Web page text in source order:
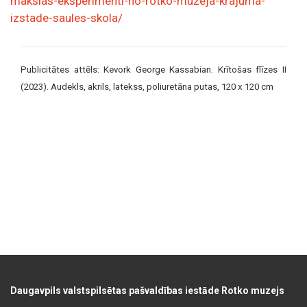
izstade-saules-skola/
Publicitātes attēls: Kevork George Kassabian. Krītošas flīzes II
(2023). Audekls, akrils, latekss, poliuretāna putas, 120 x 120 cm
Daugavpils valstspilsētas pašvaldības iestāde Rotko muzejs